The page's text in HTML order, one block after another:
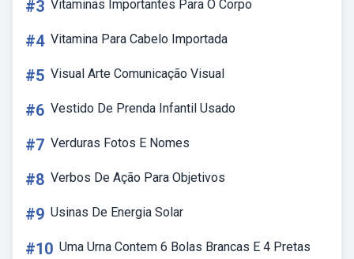
#3 Vitaminas Importantes Para O Corpo
#4 Vitamina Para Cabelo Importada
#5 Visual Arte Comunicação Visual
#6 Vestido De Prenda Infantil Usado
#7 Verduras Fotos E Nomes
#8 Verbos De Ação Para Objetivos
#9 Usinas De Energia Solar
#10 Uma Urna Contem 6 Bolas Brancas E 4 Pretas